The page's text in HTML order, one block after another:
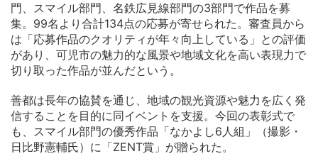
門、スマイル部門、名鉄広見線部門の3部門で作品を募
集。99名より合計134点の応募が寄せられた。審査員から
は「応募作品のクオリティが年々向上している」との評価
があり、可児市の魅力的な風景や地域文化を高い表現力で
切り取った作品が並んだという。
善都は長年の協賛を通じ、地域の観光資源や魅力を広く発
信することを目的に同イベントを支援。今回の表彰式で
も、スマイル部門の優秀作品「なかよし6人組」（撮影・
日比野憲輔氏）に「ZENT賞」が贈られた。